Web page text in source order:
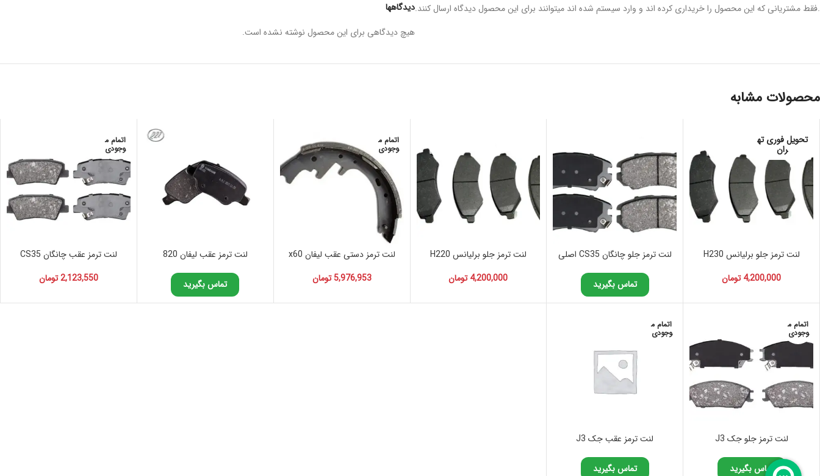
دیدگاهها
هیچ دیدگاهی برای این محصول نوشته نشده است.
.فقط مشتریانی که این محصول را خریداری کرده اند و وارد سیستم شده اند میتوانند برای این محصول دیدگاه ارسال کنند.
محصولات مشابه
تحویل فوری ته
ران
لنت ترمز جلو برلیانس H230
4,200,000 تومان
لنت ترمز جلو چانگان CS35 اصلی
تماس بگیرید
لنت ترمز جلو برلیانس H220
4,200,000 تومان
اتمام م
وجودی
لنت ترمز دستی عقب لیفان x60
5,976,953 تومان
لنت ترمز عقب لیفان 820
تماس بگیرید
اتمام م
وجودی
لنت ترمز عقب چانگان CS35
2,123,550تومان
اتمام م
وجودی
لنت ترمز جلو جک J3
تماس بگیرید
اتمام م
وجودی
لنت ترمز عقب جک J3
تماس بگیرید